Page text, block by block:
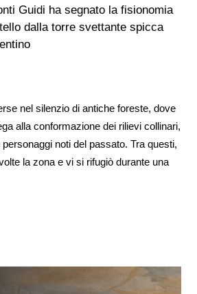
Guidi ha segnato la fisionomia
dalla torre svettante spicca
nel silenzio di antiche foreste, dove
alla conformazione dei rilievi collinari,
noti del passato. Tra questi,
la zona e vi si rifugiò durante una